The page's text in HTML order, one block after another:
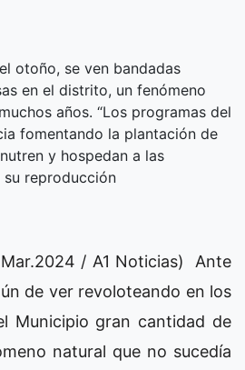
otoño, se ven bandadas
en el distrito, un fenómeno
años. “Los programas del
fomentando la plantación de
y hospedan a las
su reproducción
/ A1 Noticias) Ante
de ver revoloteando en los
Municipio gran cantidad de
natural que no sucedía